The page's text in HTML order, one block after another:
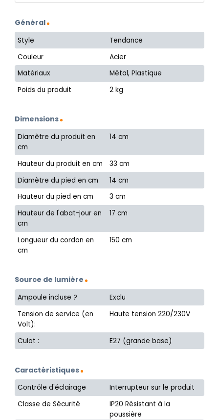
Général
Style
Tendance
Couleur
Acier
Matériaux
Métal, Plastique
Poids du produit
2 kg
Dimensions
Diamètre du produit en
cm
14 cm
Hauteur du produit en cm
33 cm
Diamètre du pied en cm
14 cm
Hauteur du pied en cm
3 cm
Hauteur de l'abat-jour en
cm
17 cm
Longueur du cordon en
cm
150 cm
Source de lumière
Ampoule incluse ?
Exclu
Tension de service (en
Volt):
Haute tension 220/230V
Culot : E27 (grande base)
Caractéristiques
Contrôle d'éclairage
Interrupteur sur le produit
Classe de Sécurité
IP20 Résistant à la
poussière